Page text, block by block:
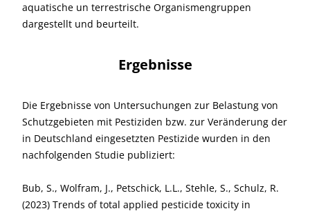
aquatische un terrestrische Organismengruppen
dargestellt und beurteilt.
Ergebnisse
Die Ergebnisse von Untersuchungen zur Belastung von
Schutzgebieten mit Pestiziden bzw. zur Veränderung der
in Deutschland eingesetzten Pestizide wurden in den
nachfolgenden Studie publiziert:
Bub, S., Wolfram, J., Petschick, L.L., Stehle, S., Schulz, R.
(2023) Trends of total applied pesticide toxicity in